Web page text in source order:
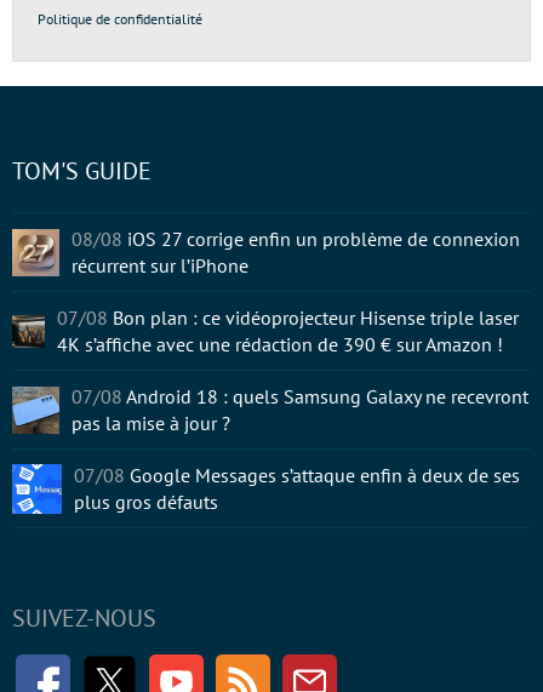
Politique de confidentialité
SUIVEZ-NOUS
FacebookTwitter Youtube RSS Newsletter
TOM'S GUIDE
08/08 iOS 27 corrige enfin un problème de connexion
récurrent sur l’iPhone
07/08 Bon plan : ce vidéoprojecteur Hisense triple laser
4K s’affiche avec une rédaction de 390 € sur Amazon !
07/08 Android 18 : quels Samsung Galaxy ne recevront
pas la mise à jour ?
07/08 Google Messages s’attaque enfin à deux de ses
plus gros défauts